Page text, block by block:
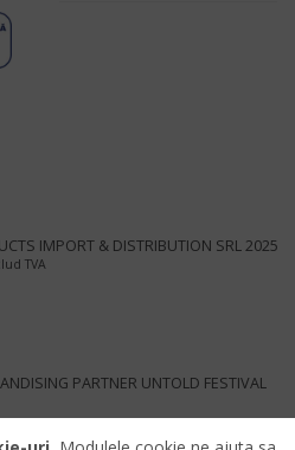
IMPORT & DISTRIBUTION SRL 2025
TVA
PARTNER UNTOLD FESTIVAL